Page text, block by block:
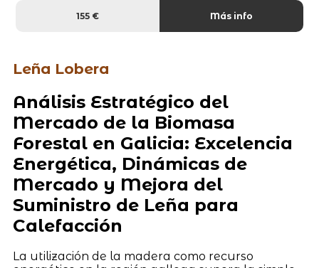
155 € Más info
Leña Lobera
Análisis Estratégico del
Mercado de la Biomasa
Forestal en Galicia: Excelencia
Energética, Dinámicas de
Mercado y Mejora del
Suministro de Leña para
Calefacción
La utilización de la madera como recurso